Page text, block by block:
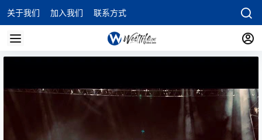
关于我们 加入我们 联系方式